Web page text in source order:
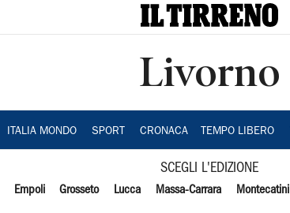
Livorno
ITALIA MONDO SPORT CRONACA TEMPO LIBERO
SCEGLI L'EDIZIONE
Empoli Grosseto Lucca Massa-Carrara Montecatini